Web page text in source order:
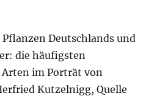
Deutschlands und
die häufigsten
im Porträt von
Kutzelnigg, Quelle